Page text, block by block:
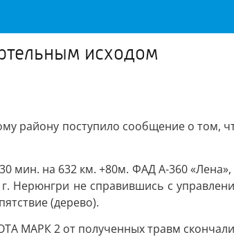
исходом
району поступило сообщение о
на 632 км. +80м. ФАД А-360
Нерюнгри не справившись с
(дерево).
МАРК 2 от полученных травм